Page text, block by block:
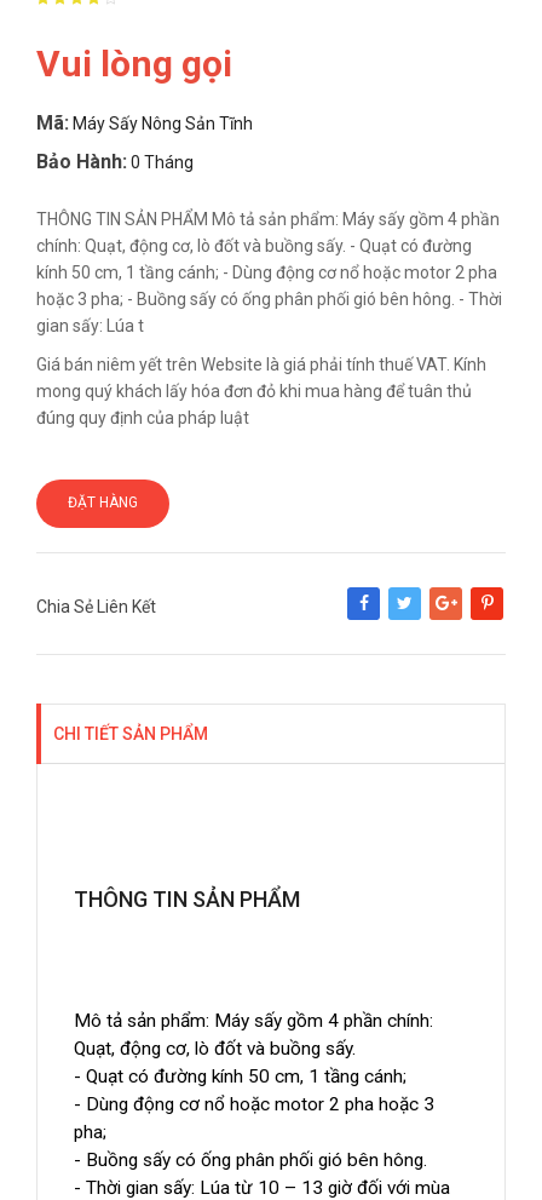
Vui lòng gọi
Mã: Máy Sấy Nông Sản Tĩnh
Bảo Hành: 0 Tháng
THÔNG TIN SẢN PHẨM Mô tả sản phẩm: Máy sấy gồm 4 phần
chính: Quạt, động cơ, lò đốt và buồng sấy. - Quạt có đường
kính 50 cm, 1 tầng cánh; - Dùng động cơ nổ hoặc motor 2 pha
hoặc 3 pha; - Buồng sấy có ống phân phối gió bên hông. - Thời
gian sấy: Lúa t
Giá bán niêm yết trên Website là giá phải tính thuế VAT. Kính
mong quý khách lấy hóa đơn đỏ khi mua hàng để tuân thủ
đúng quy định của pháp luật
ĐẶT HÀNG
Chia Sẻ Liên Kết
Share Tweet Google+Pinterest
CHI TIẾT SẢN PHẨM
THÔNG TIN SẢN PHẨM
Mô tả sản phẩm: Máy sấy gồm 4 phần chính:
Quạt, động cơ, lò đốt và buồng sấy.
- Quạt có đường kính 50 cm, 1 tầng cánh;
- Dùng động cơ nổ hoặc motor 2 pha hoặc 3
pha;
- Buồng sấy có ống phân phối gió bên hông.
- Thời gian sấy: Lúa từ 10 – 13 giờ đối với mùa